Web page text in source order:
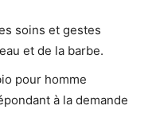
soins et gestes
et de la barbe.
pour homme
à la demande